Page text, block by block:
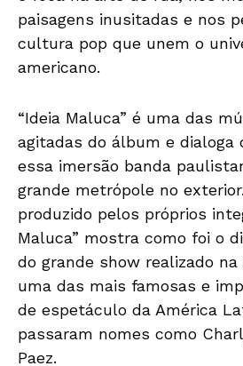
paisagens inusitadas e nos
cultura pop que unem o
americano.
“Ideia Maluca” é uma das
agitadas do álbum e dialoga
essa imersão banda
grande metrópole no
produzido pelos próprios
Maluca” mostra como foi o
do grande show realizado na
uma das mais famosas e
de espetáculo da América
passaram nomes como
Paez.